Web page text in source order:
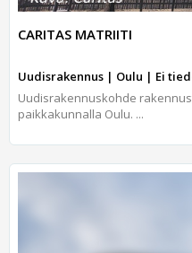
CARITAS MATRIITI
Uudisrakennus | Oulu | Ei
Uudisrakennuskohde
paikkakunnalla Oulu. ...